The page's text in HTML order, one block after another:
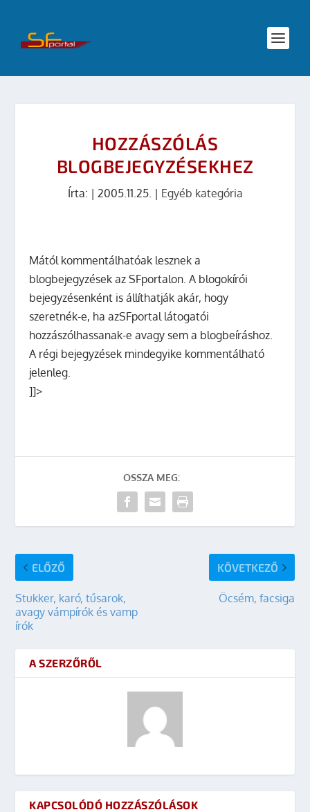
HOZZÁSZÓLÁS
BLOGBEJEGYZÉSEKHEZ
Írta: | 2005.11.25. | Egyéb kategória
Mától kommentálhatóak lesznek a
blogbejegyzések az SFportalon. A blogokírói
bejegyzésenként is állíthatják akár, hogy
szeretnék-e, ha azSFportal látogatói
hozzászólhassanak-e avagy sem a blogbeíráshoz.
A régi bejegyzések mindegyike kommentálható
jelenleg.
]]>
OSSZA MEG:
ELŐZŐ
Stukker, karó, tűsarok,
avagy vámpírók és vamp
írók
KÖVETKEZŐ
Öcsém, facsiga
A SZERZŐRŐL
KAPCSOLÓDÓ HOZZÁSZÓLÁSOK